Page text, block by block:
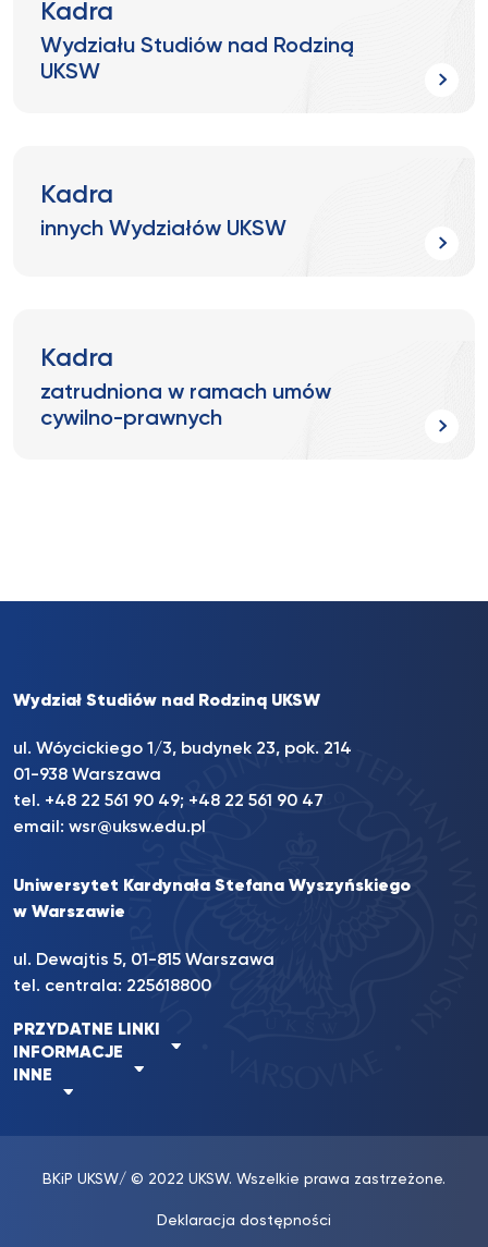
Kadra
Wydziału Studiów nad Rodziną
UKSW
Kadra
innych Wydziałów UKSW
Kadra
zatrudniona w ramach umów
cywilno-prawnych
Wydział Studiów nad Rodziną UKSW
ul. Wóycickiego 1/3, budynek 23, pok. 214
01-938 Warszawa
tel. +48 22 561 90 49; +48 22 561 90 47
email: wsr@uksw.edu.pl
Uniwersytet Kardynała Stefana Wyszyńskiego
w Warszawie
ul. Dewajtis 5, 01-815 Warszawa
tel. centrala: 225618800
PRZYDATNE LINKI
INFORMACJE
INNE
BKiP UKSW/ © 2022 UKSW. Wszelkie prawa zastrzeżone.
Deklaracja dostępności